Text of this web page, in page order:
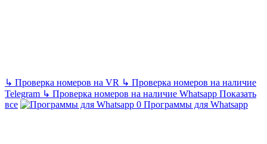
↳ Проверка номеров на VR ↳ Проверка номеров на наличие
Telegram ↳ Проверка номеров на наличие Whatsapp Показать
все
Программы для Whatsapp